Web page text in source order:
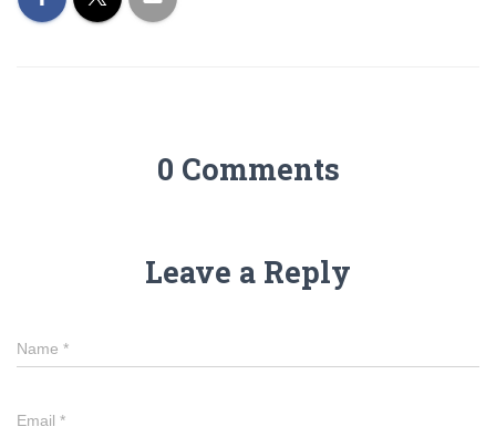
0 Comments
Leave a Reply
Name *
Email *